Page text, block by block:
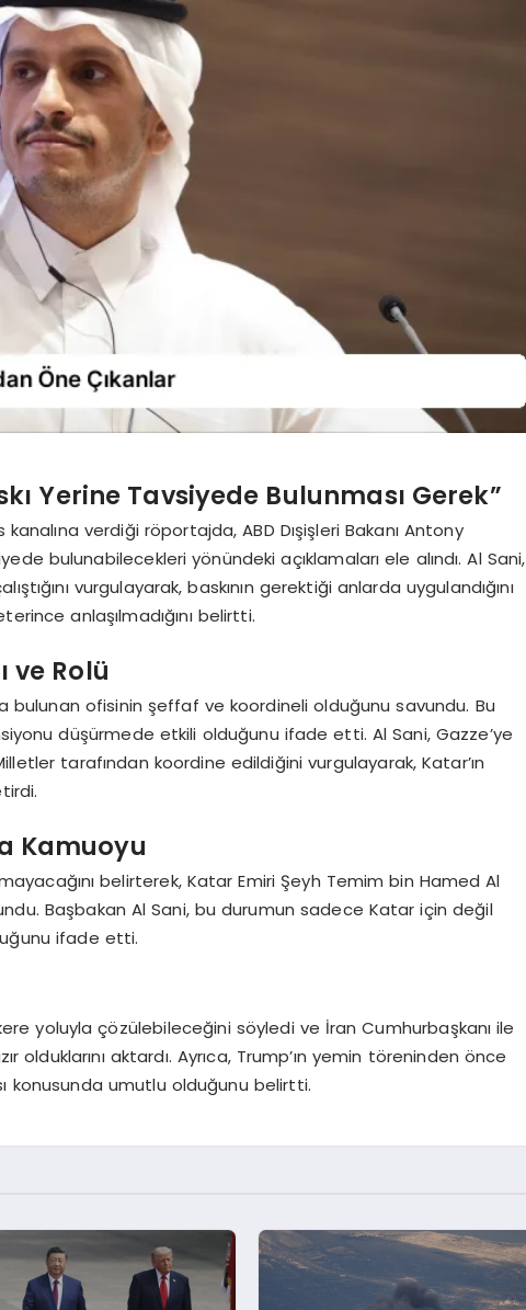
Yerine Tavsiyede Bulunması Gerek”
kanalına verdiği röportajda, ABD Dışişleri Bakanı Antony
bulunabilecekleri yönündeki açıklamaları ele alındı. Al Sani,
vurgulayarak, baskının gerektiği anlarda uygulandığını
anlaşılmadığını belirtti.
ve Rolü
bulunan ofisinin şeffaf ve koordineli olduğunu savundu. Bu
düşürmede etkili olduğunu ifade etti. Al Sani, Gazze’ye
tarafından koordine edildiğini vurgulayarak, Katar’ın
Kamuoyu
belirterek, Katar Emiri Şeyh Temim bin Hamed Al
Başbakan Al Sani, bu durumun sadece Katar için değil
ifade etti.
yoluyla çözülebileceğini söyledi ve İran Cumhurbaşkanı ile
olduklarını aktardı. Ayrıca, Trump’ın yemin töreninden önce
konusunda umutlu olduğunu belirtti.